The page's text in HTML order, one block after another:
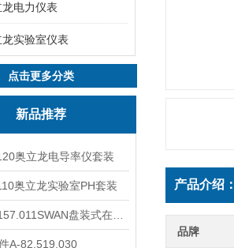
电力仪表
实验室仪表
点击更多分类
新品推荐
奥立龙电导率仪套装
奥立龙实验室PH套装
A-82.519.030
产品介绍：
品牌